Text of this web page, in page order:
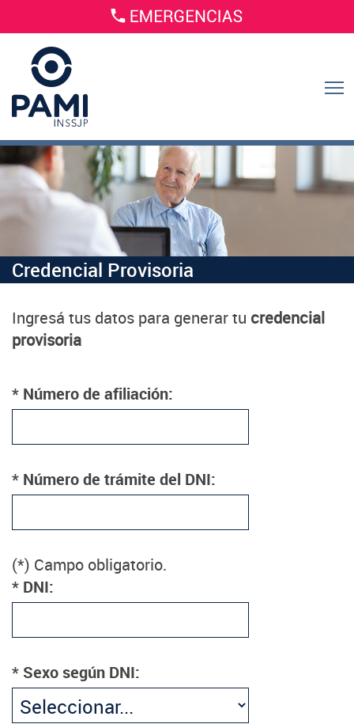
Credencial Provisoria
Ingresá tus datos para generar tu credencial
provisoria
* Número de afiliación:
* Número de trámite del DNI:
(*) Campo obligatorio.
* DNI:
* Sexo según DNI: